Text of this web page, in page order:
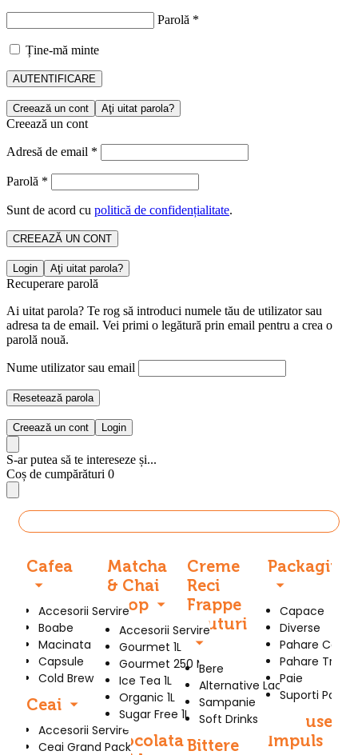
Parolă *
Ține-mă minte
AUTENTIFICARE
Creează un cont Aţi uitat parola?
Creează un cont
Adresă de email *
Parolă *
Sunt de acord cu politică de confidențialitate.
CREEAZĂ UN CONT
Login Aţi uitat parola?
Recuperare parolă
Ai uitat parola? Te rog să introduci numele tău de utilizator sau
adresa ta de email. Vei primi o legătură prin email pentru a crea o
parolă nouă.
Nume utilizator sau email
Resetează parola
Creează un cont Login
S-ar putea să te intereseze și...
Coș de cumpărături 0
Cafea
Accesorii Servire
Boabe
Macinata
Capsule
Cold Brew
Ceai
Accesorii Servire
Ceai Grand Pack
Matcha
& Chai
Sirop
Accesorii Servire
Gourmet 1L
Gourmet 250 Ml
Ice Tea 1L
Organic 1L
Sugar Free 1L
Ciocolata
Creme
Reci
Frappe
Bauturi
Bere
Alternative Lactate
Sampanie
Soft Drinks
Bittere
Packaging
Capace
Diverse
Pahare
Pahare
Paie
Suporti
Produse
Impuls